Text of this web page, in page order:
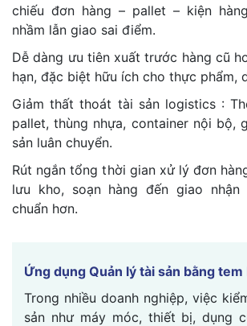
chiếu đơn hàng – pallet – kiện
nhầm lẫn giao sai điểm.
Dễ dàng ưu tiên xuất trước hàng cũ
hạn, đặc biệt hữu ích cho thực phẩm,
Giảm thất thoát tài sản logistics :
pallet, thùng nhựa, container nội bộ,
sản luân chuyển.
Rút ngắn tổng thời gian xử lý đơn
lưu kho, soạn hàng đến giao nhận
chuẩn hơn.
Ứng dụng Quản lý tài sản bằng tem
Trong nhiều doanh nghiệp, việc
sản như máy móc, thiết bị, dụng